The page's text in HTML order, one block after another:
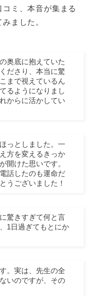
コミ、本音が集まる
ました。
奥底に抱えていた
ださり、本当に驚
まで視えているん
るようになりまし
からに活かしてい
っとしました。一
方を変えるきっか
開けた思いです。
話したのも運命だ
うございました！
驚きすぎて何と言
1日過ぎてもとにか
。実は、先生の全
いのですが、その